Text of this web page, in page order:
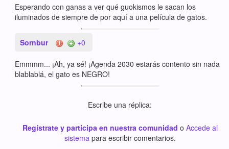
Esperando con ganas a ver qué guokismos le sacan los
iluminados de siempre de por aquí a una película de gatos.
Sornbur +0
Emmmm... ¡Ah, ya sé! ¡Agenda 2030 estarás contento sin nada
blablablá, el gato es NEGRO!
Escribe una réplica:
Regístrate y participa en nuestra comunidad o Accede al
sistema para escribir comentarios.